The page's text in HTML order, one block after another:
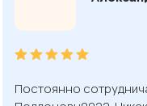
Постоянно